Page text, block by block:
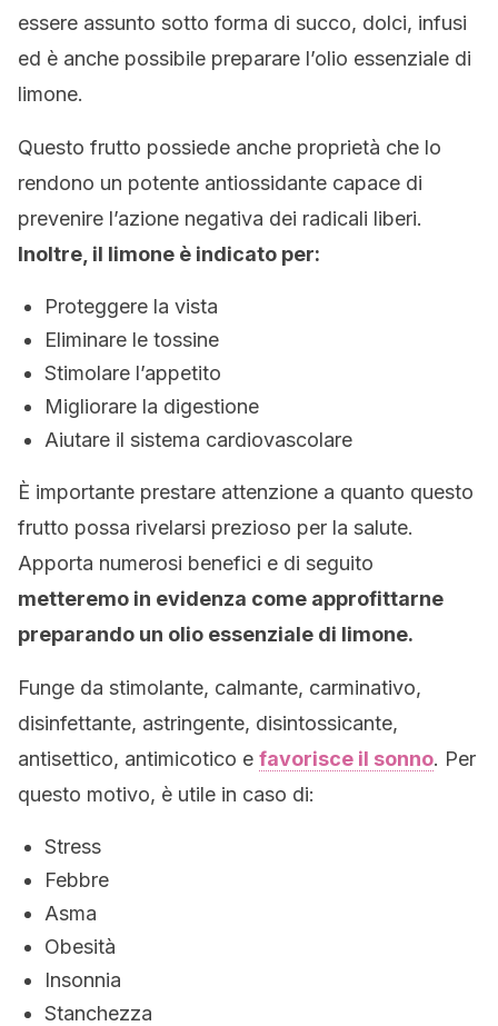
essere assunto sotto forma di succo, dolci, infusi
ed è anche possibile preparare l’olio essenziale di
limone.
Questo frutto possiede anche proprietà che lo
rendono un potente antiossidante capace di
prevenire l’azione negativa dei radicali liberi.
Inoltre, il limone è indicato per:
Proteggere la vista
Eliminare le tossine
Stimolare l’appetito
Migliorare la digestione
Aiutare il sistema cardiovascolare
È importante prestare attenzione a quanto questo
frutto possa rivelarsi prezioso per la salute.
Apporta numerosi benefici e di seguito
metteremo in evidenza come approfittarne
preparando un olio essenziale di limone.
Funge da stimolante, calmante, carminativo,
disinfettante, astringente, disintossicante,
antisettico, antimicotico e favorisce il sonno. Per
questo motivo, è utile in caso di:
Stress
Febbre
Asma
Obesità
Insonnia
Stanchezza